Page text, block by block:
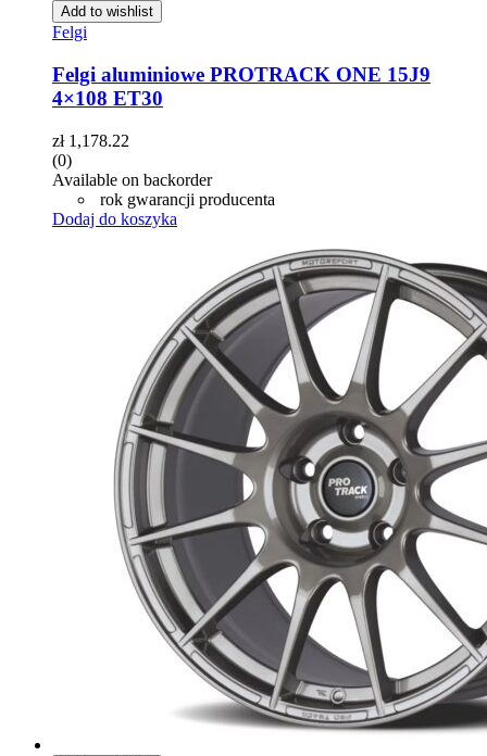
Add to wishlist
Felgi
Felgi aluminiowe PROTRACK ONE 15J9
4×108 ET30
zł1,178.22
(0)
Available on backorder
rok gwarancji producenta
Dodaj do koszyka